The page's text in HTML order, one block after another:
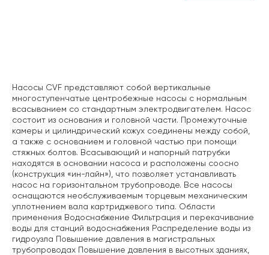
Насосы CVF представляют собой вертикальные
многоступенчатые центробежные насосы с нормальным
всасыванием со стандартным электродвигателем. Насос
состоит из основания и головной части. Промежуточные
камеры и цилиндрический кожух соединены между собой,
а также с основанием и головной частью при помощи
стяжных болтов. Всасывающий и напорный патрубки
находятся в основании насоса и расположены соосно
(конструкция «ин-лайн»), что позволяет устанавливать
насос на горизонтальном трубопроводе. Все насосы
оснащаются необслуживаемым торцевым механическим
уплотнением вала картриджевого типа. Области
применения Водоснабжение Фильтрация и перекачивание
воды для станций водоснабжения Распределение воды из
гидроузла Повышение давления в магистральных
трубопроводах Повышение давления в высотных зданиях,